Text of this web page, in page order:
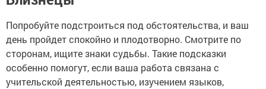
Попробуйте подстроиться под обстоятельства, и ваш
день пройдет спокойно и плодотворно. Смотрите по
сторонам, ищите знаки судьбы. Такие подсказки
особенно помогут, если ваша работа связана с
учительской деятельностью, изучением языков,